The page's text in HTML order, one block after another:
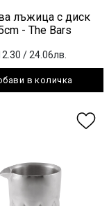
лъжица с диск
- The Bars
/ 24.06лв.
в количка